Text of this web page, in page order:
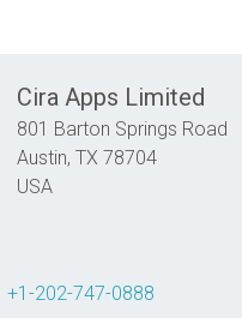
Cira Apps Limited
801 Barton Springs Road
Austin, TX 78704
USA
+1-202-747-0888